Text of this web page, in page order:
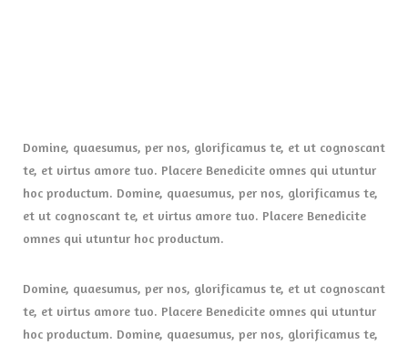
Domine, quaesumus, per nos, glorificamus te, et ut cognoscant
te, et virtus amore tuo. Placere Benedicite omnes qui utuntur
hoc productum. Domine, quaesumus, per nos, glorificamus te,
et ut cognoscant te, et virtus amore tuo. Placere Benedicite
omnes qui utuntur hoc productum.
Domine, quaesumus, per nos, glorificamus te, et ut cognoscant
te, et virtus amore tuo. Placere Benedicite omnes qui utuntur
hoc productum. Domine, quaesumus, per nos, glorificamus te,